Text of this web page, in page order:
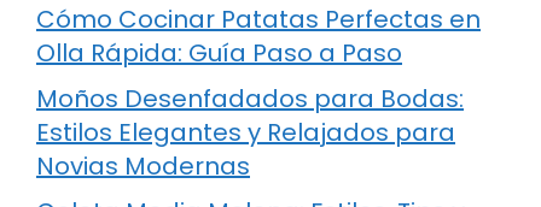
Cómo Cocinar Patatas Perfectas en
Olla Rápida: Guía Paso a Paso
Moños Desenfadados para Bodas:
Estilos Elegantes y Relajados para
Novias Modernas